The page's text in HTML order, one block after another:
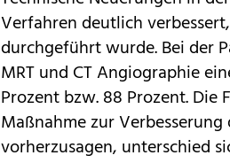
Verfahren deutlich
durchgeführt wurde. Bei der
MRT und CT Angiographie
Prozent bzw. 88 Prozent.
Maßnahme zur
vorherzusagen, unterschied